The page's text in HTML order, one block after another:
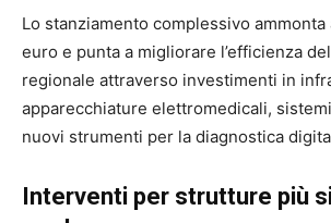
Lo stanziamento complessivo
euro e punta a migliorare l’efficienza
regionale attraverso investimenti in
apparecchiature elettromedicali,
nuovi strumenti per la diagnostica
Interventi per strutture più